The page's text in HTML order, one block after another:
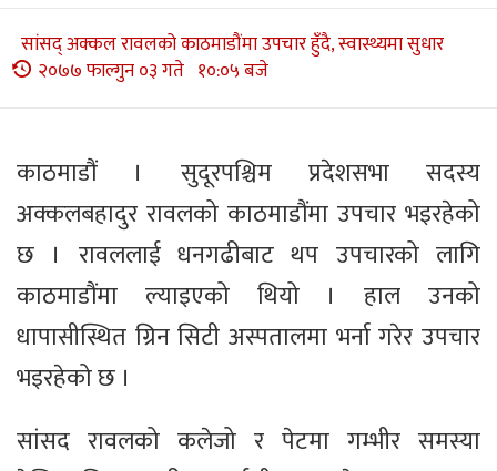
सांसद् अक्कल रावलको काठमाडौंमा उपचार हुँदै, स्वास्थ्यमा सुधार
२०७७ फाल्गुन ०३ गते १०:०५ बजे
काठमाडौं । सुदूरपश्चिम प्रदेशसभा सदस्य
अक्कलबहादुर रावलको काठमाडौंमा उपचार भइरहेको
छ । रावललाई धनगढीबाट थप उपचारको लागि
काठमाडौंमा ल्याइएको थियो । हाल उनको
धापासीस्थित ग्रिन सिटी अस्पतालमा भर्ना गरेर उपचार
भइरहेको छ ।
सांसद रावलको कलेजो र पेटमा गम्भीर समस्या